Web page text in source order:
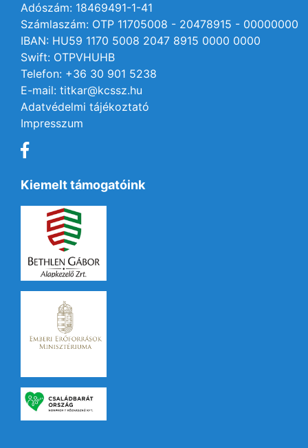
Adószám: 18469491-1-41
Számlaszám: OTP 11705008 - 20478915 - 00000000
IBAN: HU59 1170 5008 2047 8915 0000 0000
Swift: OTPVHUHB
Telefon: +36 30 901 5238
E-mail: titkar@kcssz.hu
Adatvédelmi tájékoztató
Impresszum
Kiemelt támogatóink